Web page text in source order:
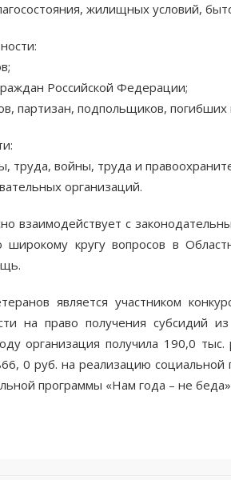
жилищных условий,
Российской Федерации;
партизан, подпольщиков,
войны, труда и
организаций.
взаимодействует с
широкому кругу вопросов в
является участником
на право получения субсидий
организация получила 190,0
0 руб. на реализацию социальной
программы «Нам года – не